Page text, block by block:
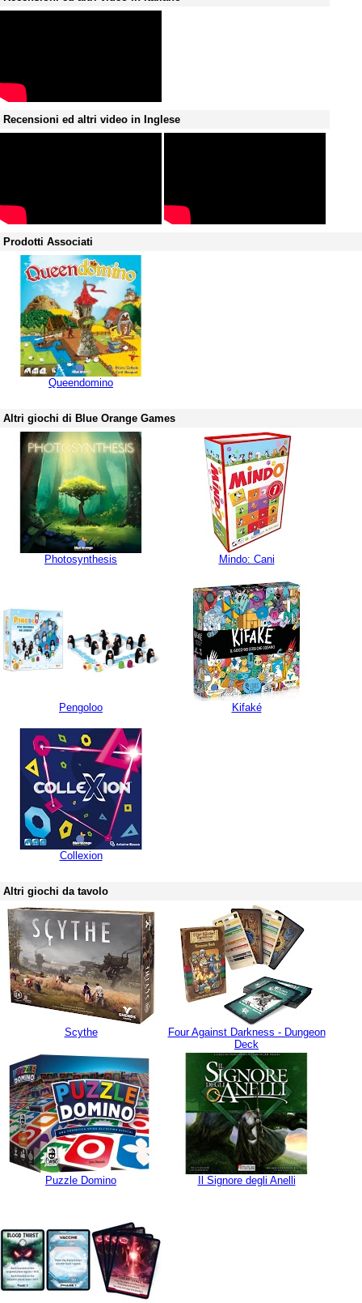
Recensioni ed altri video in Inglese
Prodotti Associati
Queendomino
Altri giochi di Blue Orange Games
Photosynthesis Mindo: Cani
Pengoloo Kifaké
Collexion
Altri giochi da tavolo
Scythe
Four Against Darkness - Dungeon
Deck
Puzzle Domino Il Signore degli Anelli